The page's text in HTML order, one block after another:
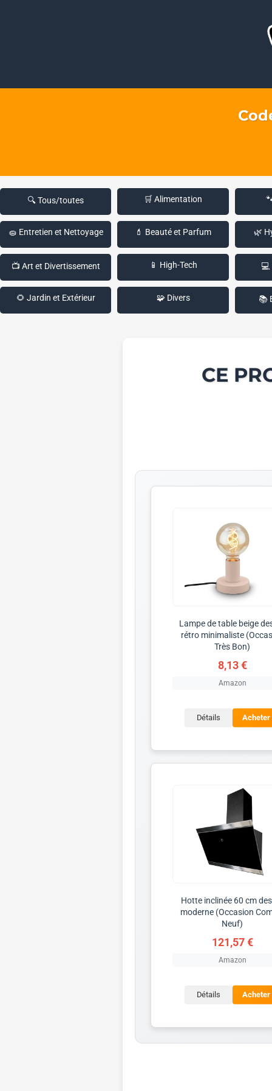
🔍 Tous/toutes 🛒 Alimentation
🧽 Entretien et Nettoyage 💄 Beauté et Parfum 🌿
📺 Art et Divertissement 📱 High-Tech 💻
🌻 Jardin et Extérieur 🧩 Divers 📚
CE
Lampe de table beige
rétro minimaliste
Très Bon)
8,13 €
Amazon
Détails Acheter
Hotte inclinée 60 cm
moderne (Occasion
Neuf)
121,57 €
Amazon
Détails Acheter